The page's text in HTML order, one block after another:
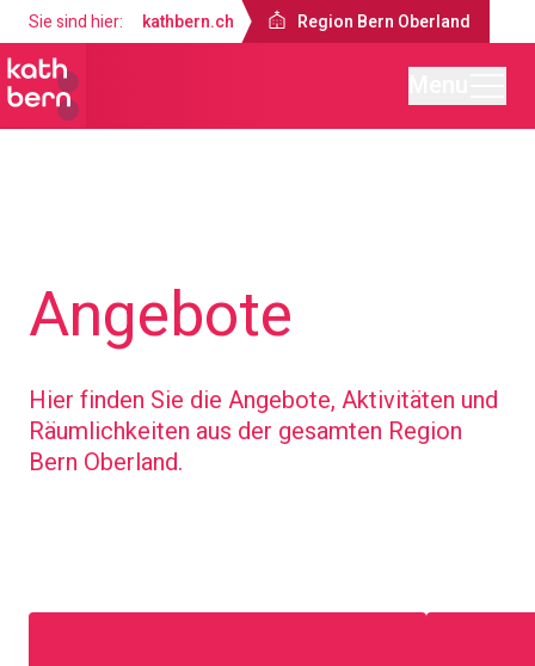
Sie sind hier: kathbern.ch Region Bern Oberland
Angebote
Hier finden Sie die Angebote, Aktivitäten und
Räumlichkeiten aus der gesamten Region
Bern Oberland.